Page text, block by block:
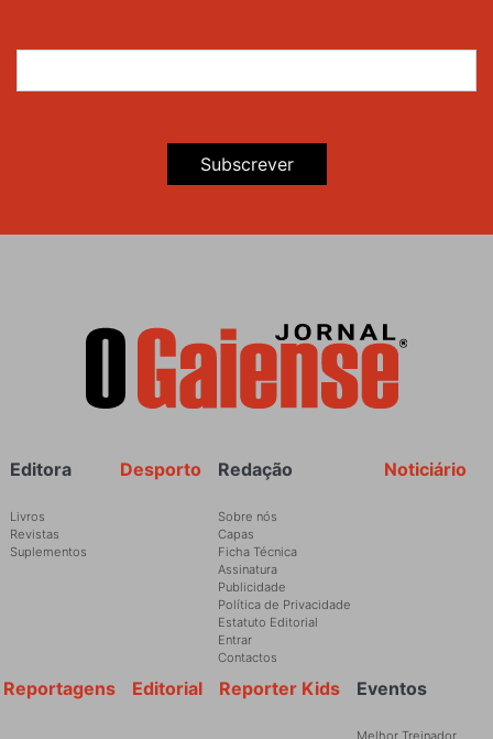
Subscrever
Rodapé Noticiário
Redação
Sobre nós
Capas
Ficha Técnica
Assinatura
Publicidade
Política de Privacidade
Estatuto Editorial
Entrar
Contactos
Desporto
Editora
Livros
Revistas
Suplementos
Eventos
Melhor Treinador
Reporter Kids
Editorial
Reportagens